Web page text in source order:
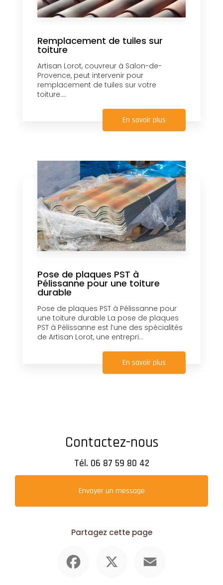
Remplacement de tuiles sur
toiture
Artisan Lorot, couvreur à Salon-de-
Provence, peut intervenir pour
remplacement de tuiles sur votre
toiture....
En savoir plus
Pose de plaques PST à
Pélissanne pour une toiture
durable
Pose de plaques PST à Pélissanne pour
une toiture durable La pose de plaques
PST à Pélissanne est l’une des spécialités
de Artisan Lorot, une entrepri...
En savoir plus
Contactez-nous
Tél. 06 87 59 80 42
Envoyer un message
Partagez cette page